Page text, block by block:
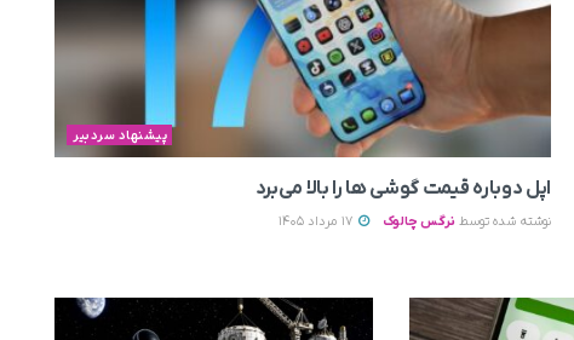
پیشنهاد سردبیر
اپل دوباره قیمت‌ گوشی ها را بالا می‌برد
نوشته شده توسط نرگس چالوک